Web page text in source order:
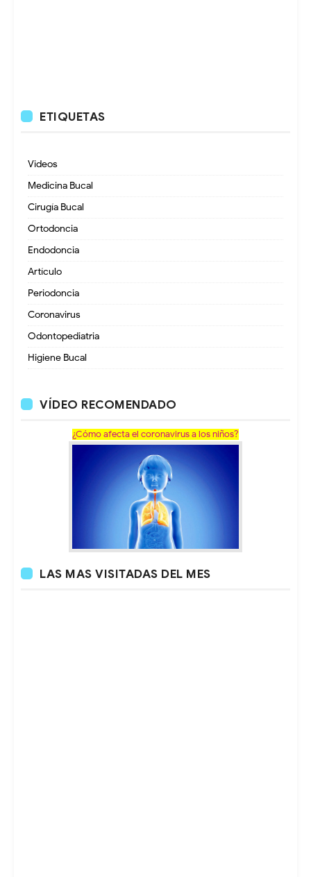
ETIQUETAS
Videos
Medicina Bucal
Cirugía Bucal
Ortodoncia
Endodoncia
Artículo
Periodoncia
Coronavirus
Odontopediatria
Higiene Bucal
VÍDEO RECOMENDADO
¿Cómo afecta el coronavirus a los niños?
LAS MAS VISITADAS DEL MES